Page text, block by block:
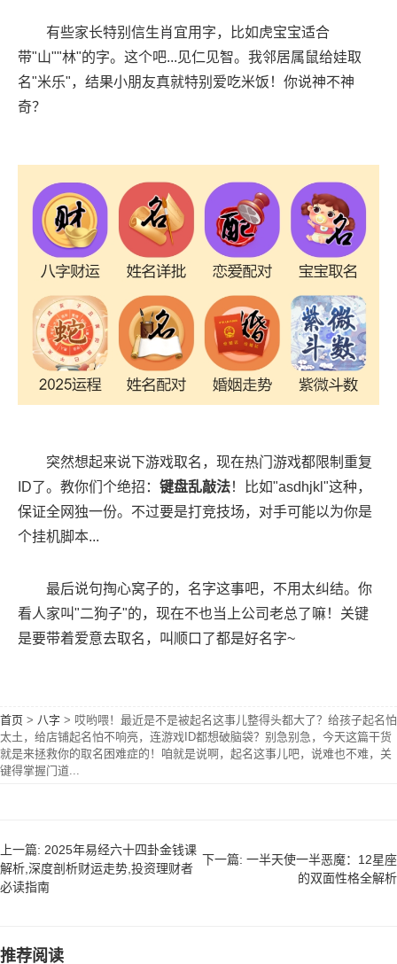
有些家长特别信生肖宜用字，比如虎宝宝适合
带"山""林"的字。这个吧...见仁见智。我邻居属鼠给娃取
名"米乐"，结果小朋友真就特别爱吃米饭！你说神不神
奇？
突然想起来说下游戏取名，现在热门游戏都限制重复
ID了。教你们个绝招： 键盘乱敲法！比如"asdhjkl"这种，
保证全网独一份。不过要是打竞技场，对手可能以为你是
个挂机脚本...
最后说句掏心窝子的，名字这事吧，不用太纠结。你
看人家叫"二狗子"的，现在不也当上公司老总了嘛！关键
是要带着爱意去取名，叫顺口了都是好名字~
首页 > 八字 > 哎哟喂！最近是不是被起名这事儿整得头都大了？给孩子起名怕
太土，给店铺起名怕不响亮，连游戏ID都想破脑袋？别急别急，今天这篇干货
就是来拯救你的取名困难症的！咱就是说啊，起名这事儿吧，说难也不难，关
键得掌握门道...
上一篇: 2025年易经六十四卦金钱课
解析,深度剖析财运走势,投资理财者
必读指南
下一篇: 一半天使一半恶魔：12星座
的双面性格全解析
推荐阅读